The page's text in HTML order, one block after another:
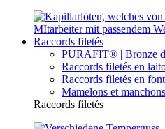
Raccords filetés
PURAFIT® | Bronze
Raccords filetés en
Raccords filetés en
Mamelons et
Raccords filetés